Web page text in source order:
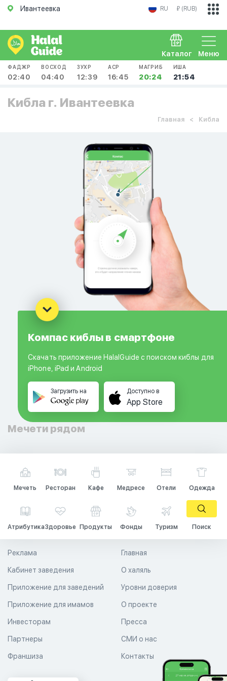
Ивантеевка RU ₽ (RUB)
Меню
Каталог
ФАДЖР
02:40
ВОСХОД
04:40
ЗУХР
12:39
АСР
16:45
МАГРИБ
20:24
ИША
21:54
Кибла г. Ивантеевка
Главная Кибла
Компас киблы в смартфоне
Скачать приложение HalalGuide с поиском киблы для
iPhone, iPad и Android
Загрузить на Доступно в
App Store
Мечети рядом
Мечеть Ресторан Кафе Медресе Отели Одежда
АтрибутикаЗдоровье Продукты Фонды Туризм Поиск
Главная
О халяль
Уровни доверия
Реклама
Кабинет заведения
Приложение для заведений
Приложение для имамов О проекте
Пресса
СМИ о нас
Контакты
Инвесторам
Партнеры
Франшиза